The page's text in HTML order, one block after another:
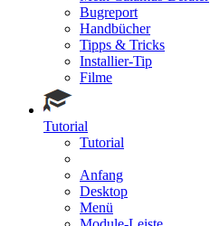
Bugreport
Handbücher
Tipps & Tricks
Installier-Tip
Filme
Tutorial
Tutorial
Anfang
Desktop
Menü